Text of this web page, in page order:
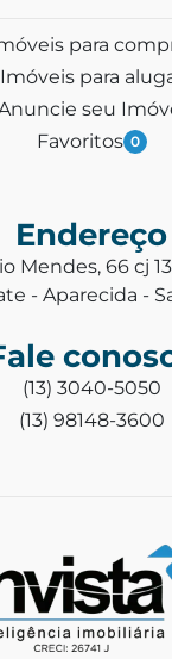
para
Imóveis para
seu
Favoritos 0
Endereço
Mendes, 66 cj
- Aparecida -
(13) 3040-5050
(13) 98148-3600